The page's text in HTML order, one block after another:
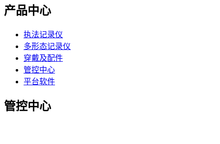
产品中心
执法记录仪
多形态记录仪
穿戴及配件
管控中心
平台软件
管控中心